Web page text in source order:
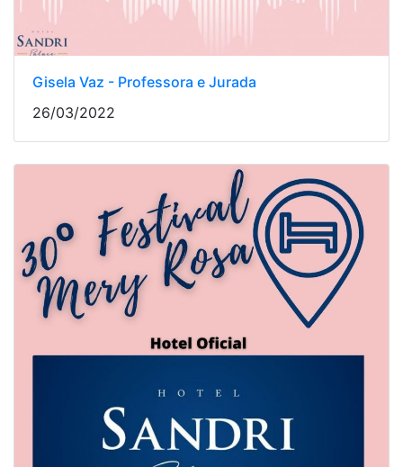
Gisela Vaz - Professora e Jurada
26/03/2022